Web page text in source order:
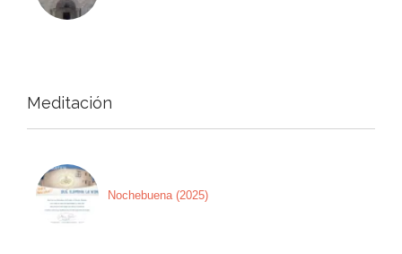
Meditación
Nochebuena (2025)